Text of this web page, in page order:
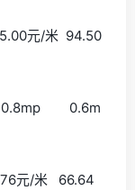
元/米 94.50
0.8mp 0.6m
元/米 66.64